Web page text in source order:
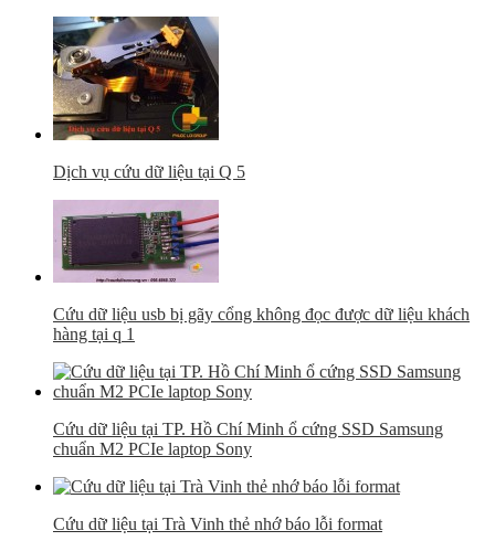
Dịch vụ cứu dữ liệu tại Q 5
Cứu dữ liệu usb bị gãy cổng không đọc được dữ liệu khách
hàng tại q 1
Cứu dữ liệu tại TP. Hồ Chí Minh ổ cứng SSD Samsung
chuẩn M2 PCIe laptop Sony
Cứu dữ liệu tại Trà Vinh thẻ nhớ báo lỗi format